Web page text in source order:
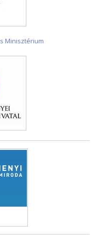
Minisztérium